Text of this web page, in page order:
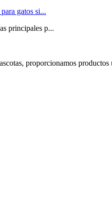
gatos si...
principales p...
proporcionamos